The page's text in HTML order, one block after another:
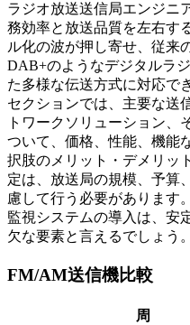
ラジオ放送送信局エンジニ
務効率と放送品質を左右す
ル化の波が押し寄せ、従来
DAB+のようなデジタルラ
た多様な伝送方式に対応で
セクションでは、主要な送
トワークソリューション、
ついて、価格、性能、機能
択肢のメリット・デメリッ
定は、放送局の規模、予算
慮して行う必要があります
監視システムの導入は、安
欠な要素と言えるでしょう。
FM/AM送信機比較
周